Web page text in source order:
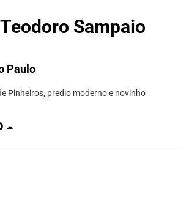
Sampaio
Paulo
Pinheiros, predio moderno e novinho